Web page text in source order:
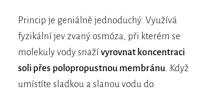
Princip je geniálně jednoduchý. Využívá
fyzikální jev zvaný osmóza, při kterém se
molekuly vody snažívyrovnat koncentraci
soli přes polopropustnou membránu. Když
umístíte sladkou a slanou vodu do